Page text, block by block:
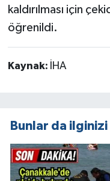
kaldırılması için
öğrenildi.
Kaynak: İHA
Bunlar da